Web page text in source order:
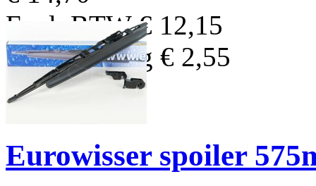
Excl. BTW€ 12,15
BTW Bedrag € 2,55
Eurowisser spoiler